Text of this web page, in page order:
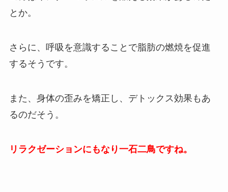
とか。
さらに、呼吸を意識することで脂肪の燃焼を促進
するそうです。
また、身体の歪みを矯正し、デトックス効果もあ
るのだそう。
リラクゼーションにもなり一石二鳥ですね。